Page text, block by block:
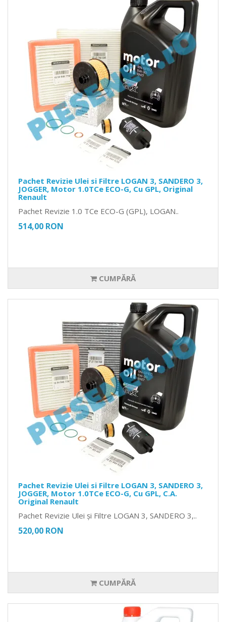
Pachet Revizie Ulei si Filtre LOGAN 3, SANDERO 3,
JOGGER, Motor 1.0TCe ECO-G, Cu GPL, Original
Renault
Pachet Revizie 1.0 TCe ECO-G (GPL), LOGAN..
514,00 RON
CUMPĂRĂ
Pachet Revizie Ulei si Filtre LOGAN 3, SANDERO 3,
JOGGER, Motor 1.0TCe ECO-G, Cu GPL, C.A.
Original Renault
Pachet Revizie Ulei și Filtre LOGAN 3, SANDERO 3,..
520,00 RON
CUMPĂRĂ